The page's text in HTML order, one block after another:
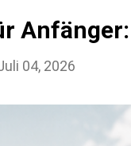
04, 2026